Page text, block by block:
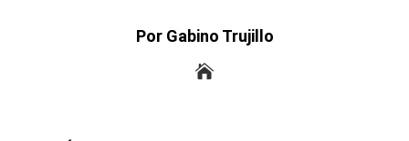
Por Gabino Trujillo